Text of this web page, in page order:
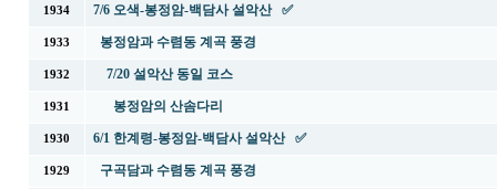
1934 7/6 오색-봉정암-백담사 설악산 ✅
1933 봉정암과 수렴동 계곡 풍경
1932 7/20 설악산 동일 코스
1931 봉정암의 산솜다리
1930 6/1 한계령-봉정암-백담사 설악산 ✅
1929 구곡담과 수렴동 계곡 풍경